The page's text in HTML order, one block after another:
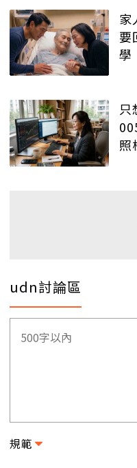
家
要
學
只
照
udn討論區
規範